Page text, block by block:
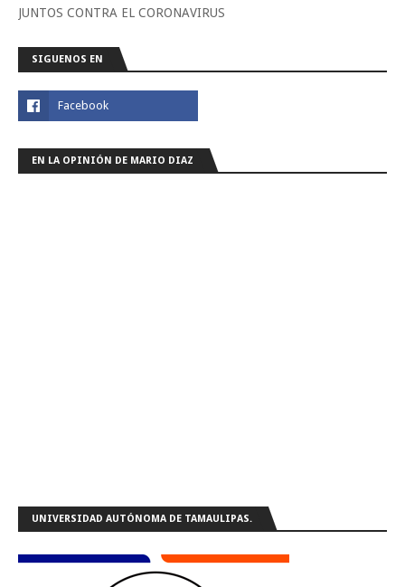
JUNTOS CONTRA EL CORONAVIRUS
SIGUENOS EN
EN LA OPINIÓN DE MARIO DIAZ
UNIVERSIDAD AUTÓNOMA DE TAMAULIPAS.